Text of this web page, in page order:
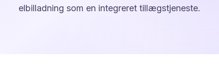
elbilladning som en integreret tillægstjeneste.